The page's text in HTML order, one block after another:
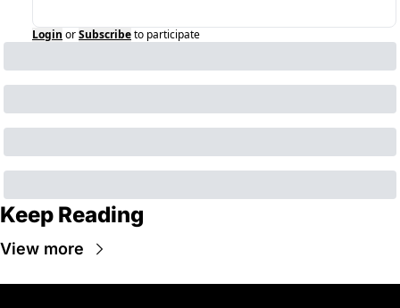
Login orSubscribeto participate
Keep Reading
View more